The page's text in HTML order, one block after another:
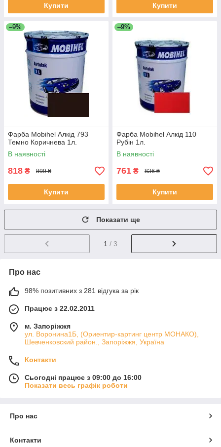
Купити Купити
–9%
Фарба Mobihel Алкід 793
Темно Коричнева 1л.
В наявності
818 ₴ 899 ₴
Купити
–9%
Фарба Mobihel Алкід 110
Рубін 1л.
В наявності
761 ₴ 836 ₴
Купити
Показати ще
1 / 3
Про нас
98% позитивних з 281 відгука за рік
Працює з 22.02.2011
м. Запоріжжя
ул. Воронина1Б, (Ориентир-картинг центр МОНАКО),
Шевченковский район., Запоріжжя, Україна
Контакти
Сьогодні працює з 09:00 до 16:00
Показати весь графік роботи
Про нас
Контакти